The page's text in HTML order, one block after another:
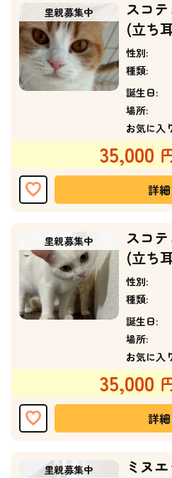
スコ
(立ち
性別:
種類:
誕生日:
場所:
お気に入
35,000
詳
スコ
(立ち
性別:
種類:
誕生日:
場所:
お気に入
35,000
詳
ミヌ